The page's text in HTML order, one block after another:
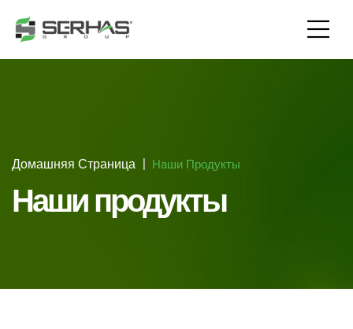
Домашняя Страница Наши Продукты
Наши продукты